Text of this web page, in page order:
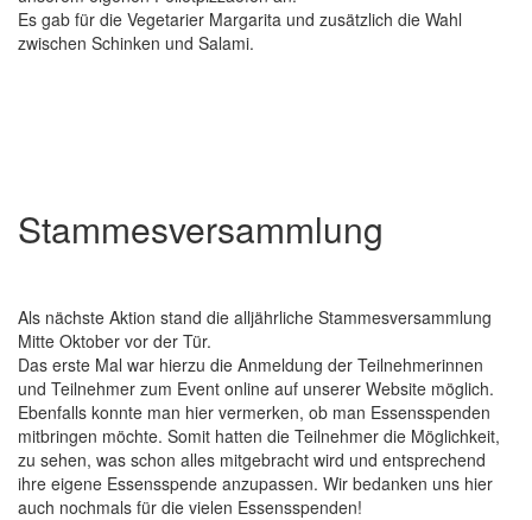
Es gab für die Vegetarier Margarita und zusätzlich die Wahl
zwischen Schinken und Salami.
Stammesversammlung
Als nächste Aktion stand die alljährliche Stammesversammlung
Mitte Oktober vor der Tür.
Das erste Mal war hierzu die Anmeldung der Teilnehmerinnen
und Teilnehmer zum Event online auf unserer Website möglich.
Ebenfalls konnte man hier vermerken, ob man Essensspenden
mitbringen möchte. Somit hatten die Teilnehmer die Möglichkeit,
zu sehen, was schon alles mitgebracht wird und entsprechend
ihre eigene Essensspende anzupassen. Wir bedanken uns hier
auch nochmals für die vielen Essensspenden!